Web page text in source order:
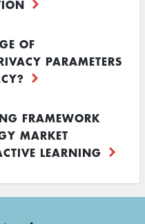
OF
PARAMETERS
FRAMEWORK
MARKET
LEARNING